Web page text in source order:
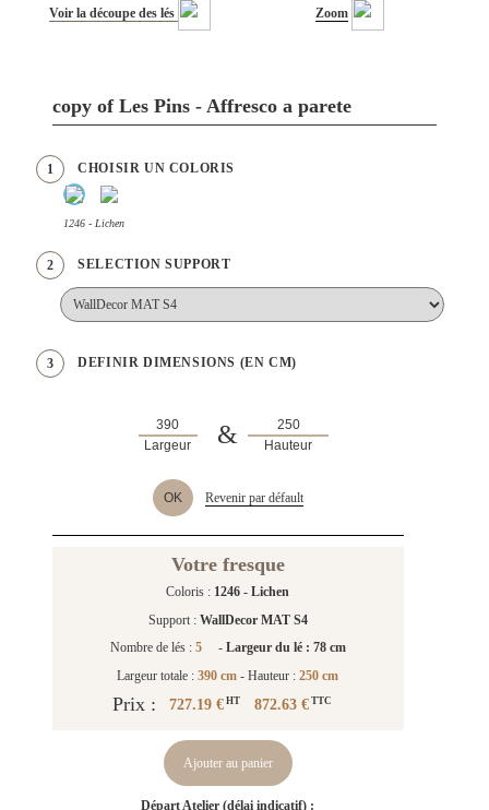
Voir la découpe des lés Zoom
copy of Les Pins - Affresco a parete
1 CHOISIR UN COLORIS
1246 - Lichen
2 SELECTION SUPPORT
3 DEFINIR DIMENSIONS (EN CM)
Largeur & Hauteur
OK Revenir par défault
Votre fresque
Coloris : 1246 - Lichen
Support : WallDecor MAT S4
Nombre de lés : 5 - Largeur du lé : 78 cm
Largeur totale :390 cm - Hauteur :250 cm
Prix : 727.19 € HT 872.63 €TTC
Ajouter au panier
Départ Atelier (délai indicatif) :